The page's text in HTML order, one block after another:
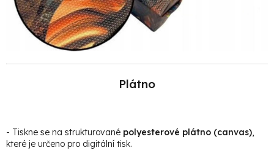
Plátno
- Tiskne se na strukturované polyesterové plátno (canvas),
které je určeno pro digitální tisk.